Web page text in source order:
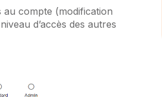
au compte (modification
d’accès des autres